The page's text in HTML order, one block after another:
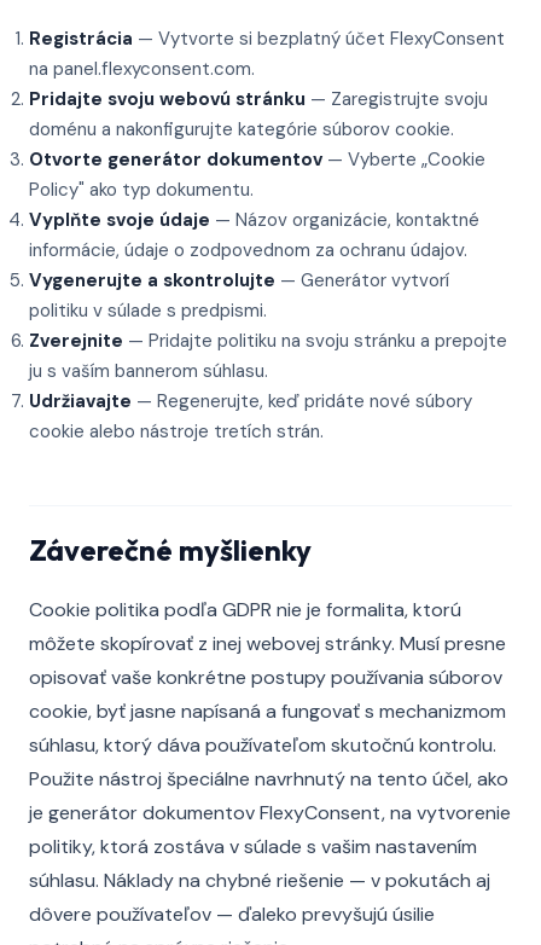
Registrácia — Vytvorte si bezplatný účet FlexyConsent
na panel.flexyconsent.com.
Pridajte svoju webovú stránku — Zaregistrujte svoju
doménu a nakonfigurujte kategórie súborov cookie.
Otvorte generátor dokumentov — Vyberte „Cookie
Policy" ako typ dokumentu.
Vyplňte svoje údaje — Názov organizácie, kontaktné
informácie, údaje o zodpovednom za ochranu údajov.
Vygenerujte a skontrolujte — Generátor vytvorí
politiku v súlade s predpismi.
Zverejnite — Pridajte politiku na svoju stránku a prepojte
ju s vaším bannerom súhlasu.
Udržiavajte — Regenerujte, keď pridáte nové súbory
cookie alebo nástroje tretích strán.
Záverečné myšlienky
Cookie politika podľa GDPR nie je formalita, ktorú
môžete skopírovať z inej webovej stránky. Musí presne
opisovať vaše konkrétne postupy používania súborov
cookie, byť jasne napísaná a fungovať s mechanizmom
súhlasu, ktorý dáva používateľom skutočnú kontrolu.
Použite nástroj špeciálne navrhnutý na tento účel, ako
je generátor dokumentov FlexyConsent, na vytvorenie
politiky, ktorá zostáva v súlade s vašim nastavením
súhlasu. Náklady na chybné riešenie — v pokutách aj
dôvere používateľov — ďaleko prevyšujú úsilie